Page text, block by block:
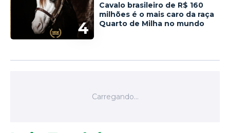
4
Cavalo brasileiro de R$ 160
milhões é o mais caro da raça
Quarto de Milha no mundo